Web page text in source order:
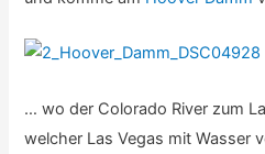
… wo der Colorado River zum
welcher Las Vegas mit Wasser